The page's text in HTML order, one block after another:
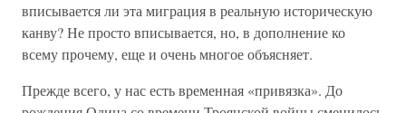
вписывается ли эта миграция в реальную историческую
канву? Не просто вписывается, но, в дополнение ко
всему прочему, еще и очень многое объясняет.
Прежде всего, у нас есть временная «привязка». До